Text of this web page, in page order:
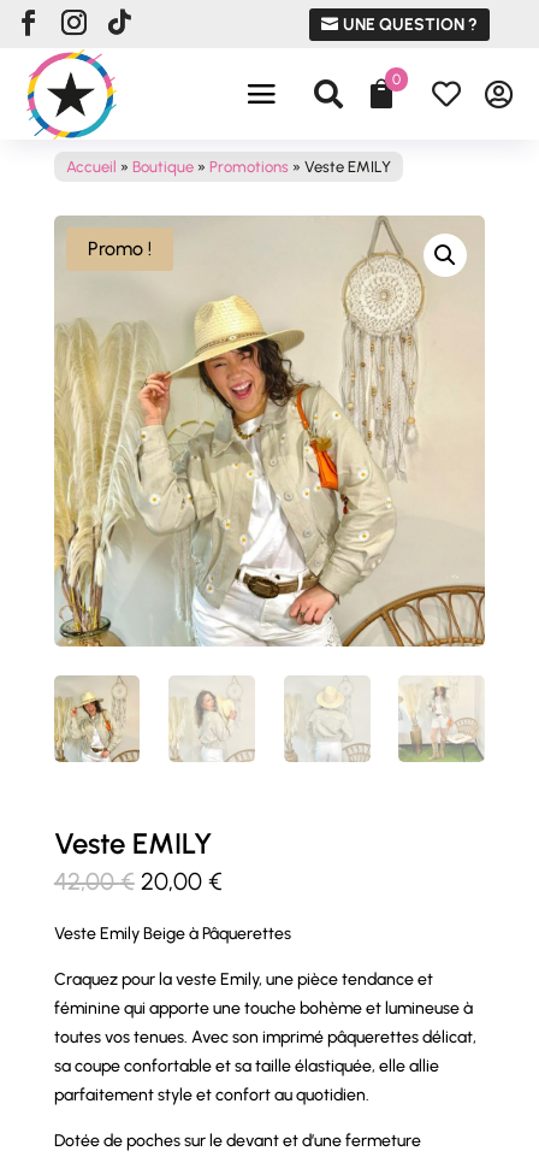
UNE QUESTION ?
 0  
Accueil » Boutique» Promotions» Veste EMILY
Promo !
Veste EMILY
42,00€ Le
initial
était :
42,00 €.
20,00 €Le
actuel
est :
20,00 €.
Veste Emily Beige à Pâquerettes
Craquez pour la veste Emily, une pièce tendance et
féminine qui apporte une touche bohème et lumineuse à
toutes vos tenues. Avec son imprimé pâquerettes délicat,
sa coupe confortable et sa taille élastiquée, elle allie
parfaitement style et confort au quotidien.
Dotée de poches sur le devant et d’une fermeture